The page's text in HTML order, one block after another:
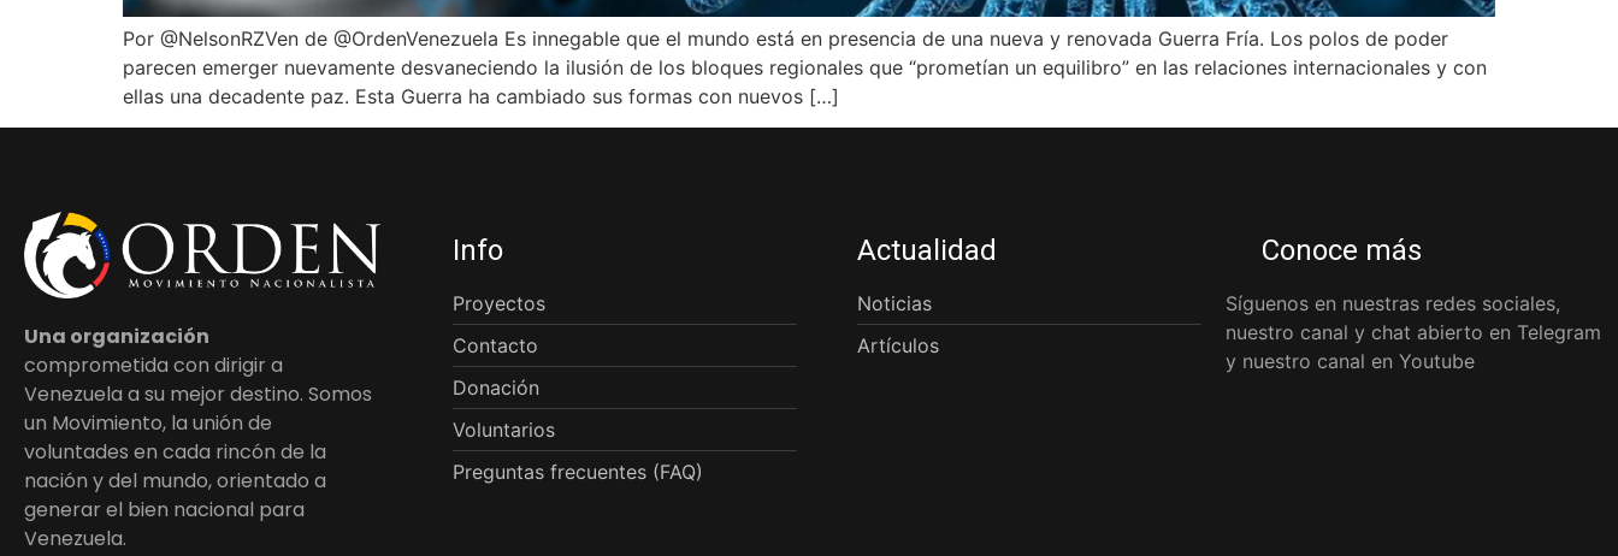
Por @NelsonRZVen de @OrdenVenezuela Es innegable que el mundo está en presencia de una nueva y renovada Guerra Fría. Los polos de poder
parecen emerger nuevamente desvaneciendo la ilusión de los bloques regionales que “prometían un equilibro” en las relaciones internacionales y con
ellas una decadente paz. Esta Guerra ha cambiado sus formas con nuevos […]
Una organización
comprometida con dirigir a
Venezuela a su mejor destino. Somos
un Movimiento, la unión de
voluntades en cada rincón de la
nación y del mundo, orientado a
generar el bien nacional para
Venezuela.
Info
Proyectos
Contacto
Donación
Voluntarios
Preguntas frecuentes (FAQ)
Actualidad
Noticias
Artículos
Conoce más
Síguenos en nuestras redes sociales,
nuestro canal y chat abierto en Telegram
y nuestro canal en Youtube